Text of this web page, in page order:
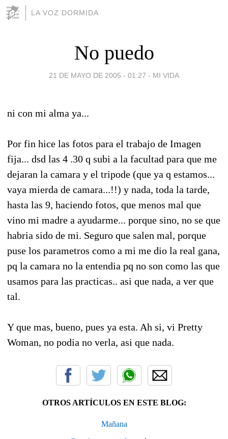
LA VOZ DORMIDA
No puedo
21 DE MAYO DE 2005 - 01:27 - MI VIDA
ni con mi alma ya...
Por fin hice las fotos para el trabajo de Imagen
fija... dsd las 4 .30 q subi a la facultad para que me
dejaran la camara y el tripode (que ya q estamos...
vaya mierda de camara...!!) y nada, toda la tarde,
hasta las 9, haciendo fotos, que menos mal que
vino mi madre a ayudarme... porque sino, no se que
habria sido de mi. Seguro que salen mal, porque
puse los parametros como a mi me dio la real gana,
pq la camara no la entendia pq no son como las que
usamos para las practicas.. asi que nada, a ver que
tal.
Y que mas, bueno, pues ya esta. Ah si, vi Pretty
Woman, no podia no verla, asi que nada.
OTROS ARTÍCULOS EN ESTE BLOG:
Mañana